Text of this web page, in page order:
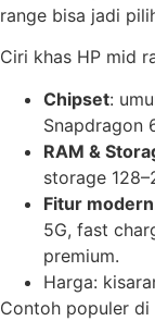
range bisa jadi
Ciri khas HP mid
Chipset:
Snapdragon
RAM &
storage
Fitur modern
5G, fast
premium.
Harga:
Contoh populer di